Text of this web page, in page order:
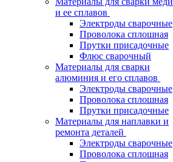
и ее сплавов
Электроды сварочные
Проволока сплошная
Прутки присадочные
Флюс сварочный
Материалы для сварки
алюминия и его сплавов
Электроды сварочные
Проволока сплошная
Прутки присадочные
Материалы для наплавки и
ремонта деталей
Электроды сварочные
Проволока сплошная